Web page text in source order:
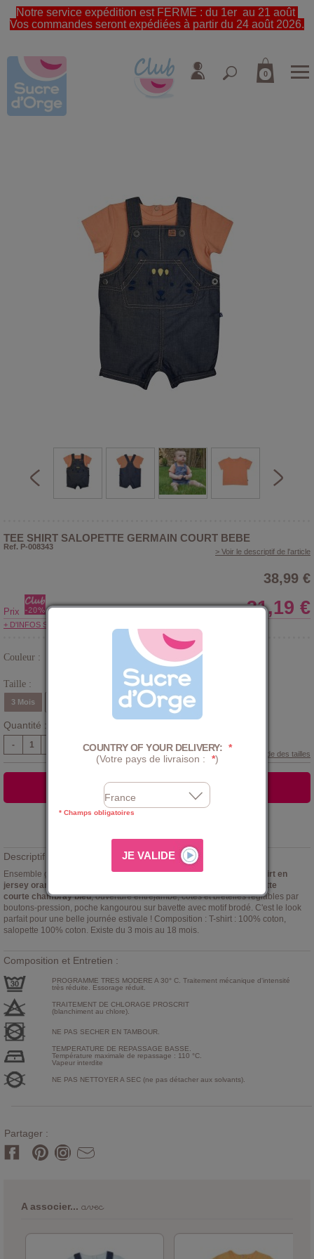
Notre service expédition est FERME : du 1er au 21 août
Vos commandes seront expédiées à partir du 24 août 2026.
0
TEE SHIRT SALOPETTE GERMAIN COURT BEBE
Ref. P-008343
> Voir le descriptif de l'article
38,99 €
Prix 31,19 €
+ D'INFOS SUR LE CLUB
Couleur :
Taille :
3 Mois 12 Mois 18 Mois
Quantité :
-
Guide des tailles
AJOUTER AU PANIER
Ajouter à la
Descriptif :
Ensemble garçon T-shirt salopette courte Germain Sucre d'Orge.
T-shirt en
jersey orangé
Salopette
courte chambray bleu, ouverture entrejambe, côtés et bretelles réglables par
boutons-pression, poche kangourou sur bavette avec motif brodé. C'est le look
parfait pour une belle journée estivale ! Composition : T-shirt : 100% coton,
salopette 100% coton. Existe du 3 mois au 18 mois.
Composition et Entretien :
PROGRAMME TRES MODERE A 30° C. Traitement mécanique d'intensité
très réduite. Essorage réduit.
TRAITEMENT DE CHLORAGE PROSCRIT
(blanchiment au chlore).
NE PAS SECHER EN TAMBOUR.
TEMPERATURE DE REPASSAGE BASSE.
Température maximale de repassage : 110 °C.
Vapeur interdite
NE PAS NETTOYER A SEC (ne pas détacher aux solvants).
Partager :
A associer...
COUNTRY OF YOUR DELIVERY: *
(Votre pays de livraison :
*)
* Champs obligatoires